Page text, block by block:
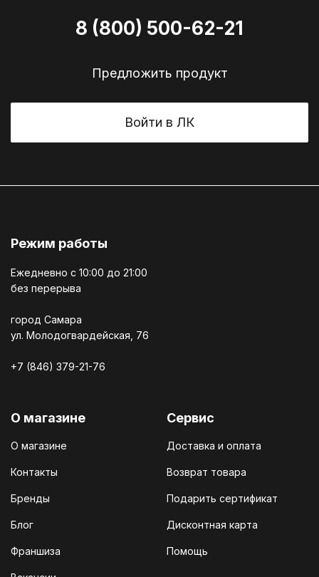
8 (800) 500-62-21
Предложить продукт
Войти в ЛК
Режим работы
Ежедневно c 10:00 до 21:00
без перерыва
город Самара
ул. Молодогвардейская, 76
+7 (846) 379-21-76
О магазине
О магазине
Контакты
Бренды
Блог
Франшиза
Сервис
Доставка и оплата
Возврат товара
Подарить сертификат
Дисконтная карта
Помощь